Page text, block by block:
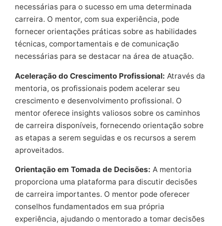
necessárias para o sucesso em uma determinada
carreira. O mentor, com sua experiência, pode
fornecer orientações práticas sobre as habilidades
técnicas, comportamentais e de comunicação
necessárias para se destacar na área de atuação.
Aceleração do Crescimento Profissional: Através da
mentoria, os profissionais podem acelerar seu
crescimento e desenvolvimento profissional. O
mentor oferece insights valiosos sobre os caminhos
de carreira disponíveis, fornecendo orientação sobre
as etapas a serem seguidas e os recursos a serem
aproveitados.
Orientação em Tomada de Decisões: A mentoria
proporciona uma plataforma para discutir decisões
de carreira importantes. O mentor pode oferecer
conselhos fundamentados em sua própria
experiência, ajudando o mentorado a tomar decisões